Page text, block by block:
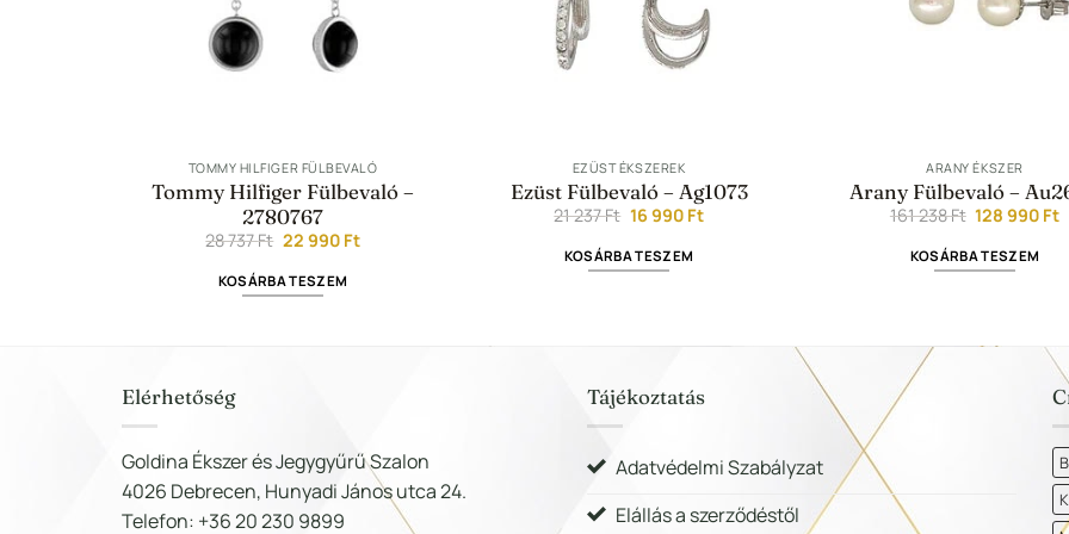
TOMMY HILFIGER FÜLBEVALÓ
Tommy Hilfiger Fülbevaló –
2780767
28 737Ft Original
was:
28
22 990 FtCurrent
KOSÁRBA TESZEM
EZÜST ÉKSZEREK
Ezüst Fülbevaló – Ag1073
21 237Ft Original
was:
21
16 990 FtCurrent
KOSÁRBA TESZEM
ARANY ÉKSZER
Arany Fülbevaló –
161 238Ft Original
was:
161
128 990 Ft
KOSÁRBA TESZEM
Elérhetőség
Goldina Ékszer és Jegygyűrű Szalon
4026 Debrecen, Hunyadi János utca 24.
Telefon: +36 20 230 9899
Tájékoztatás
Adatvédelmi Szabályzat
Elállás a szerződéstől